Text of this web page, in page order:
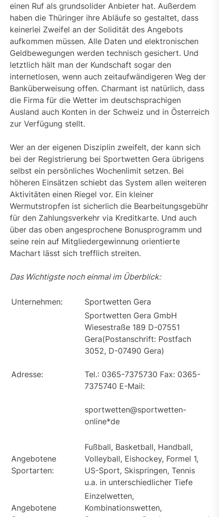
einen Ruf als grundsolider Anbieter hat. Außerdem
haben die Thüringer ihre Abläufe so gestaltet, dass
keinerlei Zweifel an der Solidität des Angebots
aufkommen müssen. Alle Daten und elektronischen
Geldbewegungen werden technisch gesichert. Und
letztlich hält man der Kundschaft sogar den
internetlosen, wenn auch zeitaufwändigeren Weg der
Banküberweisung offen. Charmant ist natürlich, dass
die Firma für die Wetter im deutschsprachigen
Ausland auch Konten in der Schweiz und in Österreich
zur Verfügung stellt.
Wer an der eigenen Disziplin zweifelt, der kann sich
bei der Registrierung bei Sportwetten Gera übrigens
selbst ein persönliches Wochenlimit setzen. Bei
höheren Einsätzen schiebt das System allen weiteren
Aktivitäten einen Riegel vor. Ein kleiner
Wermutstropfen ist sicherlich die Bearbeitungsgebühr
für den Zahlungsverkehr via Kreditkarte. Und auch
über das oben angesprochene Bonusprogramm und
seine rein auf Mitgliedergewinnung orientierte
Machart lässt sich trefflich streiten.
Das Wichtigste noch einmal im Überblick:
Unternehmen: Sportwetten Gera
Adresse:
Sportwetten Gera GmbH
Wiesestraße 189 D-07551
Gera(Postanschrift: Postfach
3052, D-07490 Gera)
Tel.: 0365-7375730 Fax: 0365-
7375740 E-Mail:
sportwetten@sportwetten-
online*de
Angebotene
Sportarten:
Fußball, Basketball, Handball,
Volleyball, Eishockey, Formel 1,
US-Sport, Skispringen, Tennis
u.a. in unterschiedlicher Tiefe
Angebotene
Einzelwetten,
Kombinationswetten,